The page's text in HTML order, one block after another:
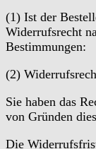
(1) Ist der
Widerrufsrecht
Bestimmungen:
(2)
Sie haben das
von Gründen
Die